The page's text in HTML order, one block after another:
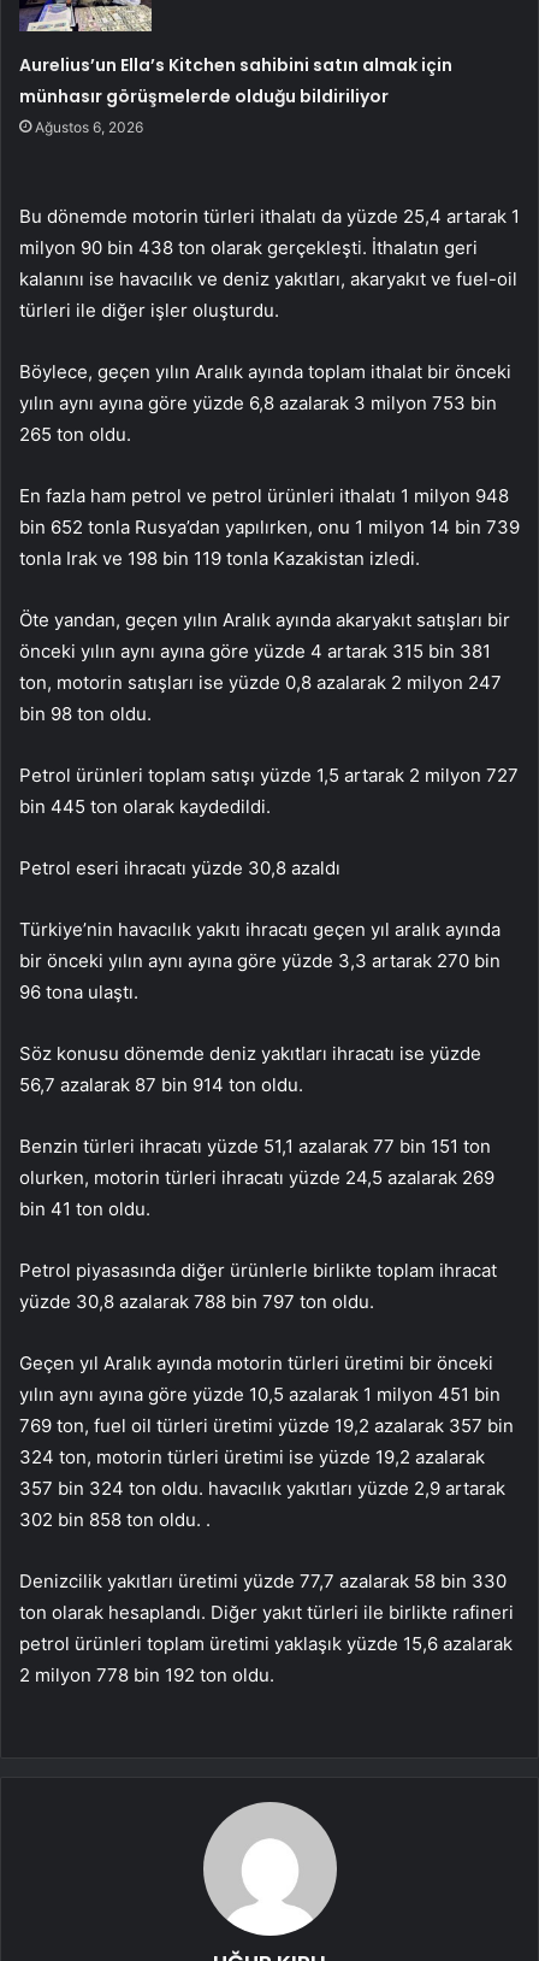
Aurelius’un Ella’s Kitchen sahibini satın almak için
münhasır görüşmelerde olduğu bildiriliyor
Ağustos 6, 2026
Bu dönemde motorin türleri ithalatı da yüzde 25,4 artarak 1
milyon 90 bin 438 ton olarak gerçekleşti. İthalatın geri
kalanını ise havacılık ve deniz yakıtları, akaryakıt ve fuel-oil
türleri ile diğer işler oluşturdu.
Böylece, geçen yılın Aralık ayında toplam ithalat bir önceki
yılın aynı ayına göre yüzde 6,8 azalarak 3 milyon 753 bin
265 ton oldu.
En fazla ham petrol ve petrol ürünleri ithalatı 1 milyon 948
bin 652 tonla Rusya’dan yapılırken, onu 1 milyon 14 bin 739
tonla Irak ve 198 bin 119 tonla Kazakistan izledi.
Öte yandan, geçen yılın Aralık ayında akaryakıt satışları bir
önceki yılın aynı ayına göre yüzde 4 artarak 315 bin 381
ton, motorin satışları ise yüzde 0,8 azalarak 2 milyon 247
bin 98 ton oldu.
Petrol ürünleri toplam satışı yüzde 1,5 artarak 2 milyon 727
bin 445 ton olarak kaydedildi.
Petrol eseri ihracatı yüzde 30,8 azaldı
Türkiye’nin havacılık yakıtı ihracatı geçen yıl aralık ayında
bir önceki yılın aynı ayına göre yüzde 3,3 artarak 270 bin
96 tona ulaştı.
Söz konusu dönemde deniz yakıtları ihracatı ise yüzde
56,7 azalarak 87 bin 914 ton oldu.
Benzin türleri ihracatı yüzde 51,1 azalarak 77 bin 151 ton
olurken, motorin türleri ihracatı yüzde 24,5 azalarak 269
bin 41 ton oldu.
Petrol piyasasında diğer ürünlerle birlikte toplam ihracat
yüzde 30,8 azalarak 788 bin 797 ton oldu.
Geçen yıl Aralık ayında motorin türleri üretimi bir önceki
yılın aynı ayına göre yüzde 10,5 azalarak 1 milyon 451 bin
769 ton, fuel oil türleri üretimi yüzde 19,2 azalarak 357 bin
324 ton, motorin türleri üretimi ise yüzde 19,2 azalarak
357 bin 324 ton oldu. havacılık yakıtları yüzde 2,9 artarak
302 bin 858 ton oldu. .
Denizcilik yakıtları üretimi yüzde 77,7 azalarak 58 bin 330
ton olarak hesaplandı. Diğer yakıt türleri ile birlikte rafineri
petrol ürünleri toplam üretimi yaklaşık yüzde 15,6 azalarak
2 milyon 778 bin 192 ton oldu.